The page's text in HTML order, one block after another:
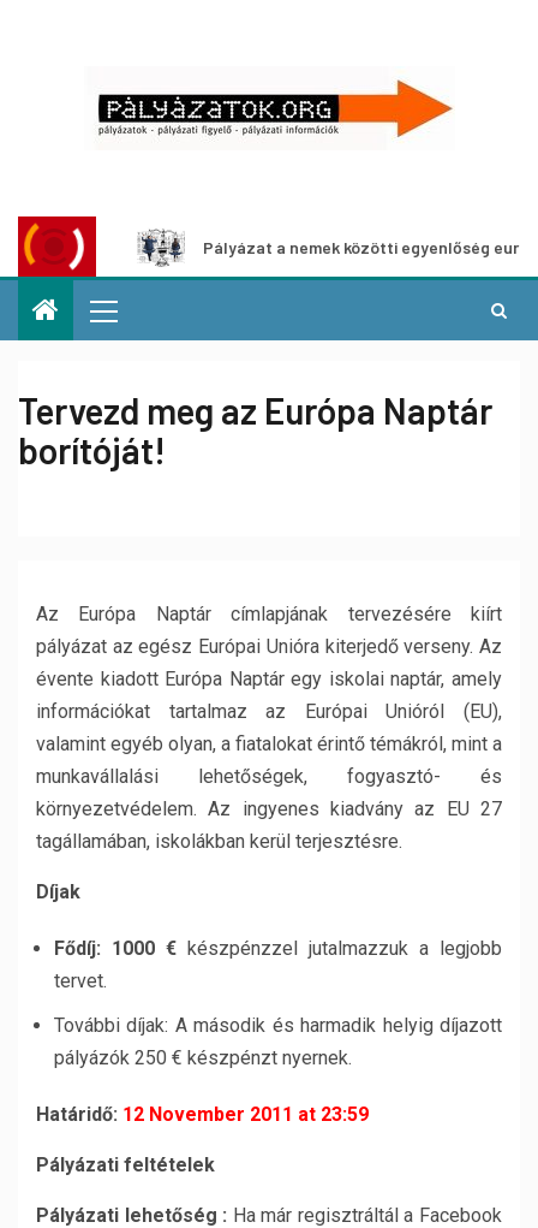
Pályázat a nemek közötti egyenlőség európai
Tervezd meg az Európa Naptár
borítóját!
Az Európa Naptár címlapjának tervezésére kiírt
pályázat az egész Európai Unióra kiterjedő verseny. Az
évente kiadott Európa Naptár egy iskolai naptár, amely
információkat tartalmaz az Európai Unióról (EU),
valamint egyéb olyan, a fiatalokat érintő témákról, mint a
munkavállalási lehetőségek, fogyasztó- és
környezetvédelem. Az ingyenes kiadvány az EU 27
tagállamában, iskolákban kerül terjesztésre.
Díjak
Fődíj: 1000 € készpénzzel jutalmazzuk a legjobb
tervet.
További díjak: A második és harmadik helyig díjazott
pályázók 250 € készpénzt nyernek.
Határidő: 12 November 2011 at 23:59
Pályázati feltételek
Pályázati lehetőség : Ha már regisztráltál a Facebook